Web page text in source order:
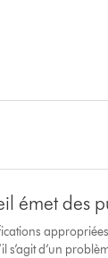
émet des
s’agit d’un